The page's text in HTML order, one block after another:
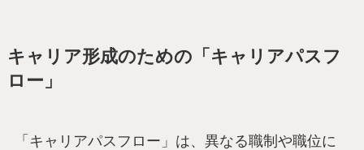
キャリア形成のための「キャリアパスフ
ロー」
「キャリアパスフロー」は、異なる職制や職位に